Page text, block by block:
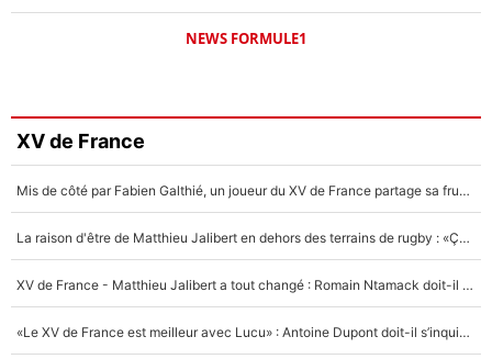
NEWS FORMULE1
XV de France
Mis de côté par Fabien Galthié, un joueur du XV de France partage sa frustration : «ils ne me l’ont pas dit tout de suite»
La raison d'être de Matthieu Jalibert en dehors des terrains de rugby : «Ça m'atteint autant que si tu touches à un membre de ma famille»
XV de France - Matthieu Jalibert a tout changé : Romain Ntamack doit-il s’inquiéter pour sa place à un an de la Coupe du monde ?
«Le XV de France est meilleur avec Lucu» : Antoine Dupont doit-il s’inquiéter pour sa place ?